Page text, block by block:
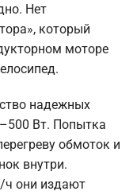
Нет
который
моторе
надежных
Вт. Попытка
обмоток и
внутри.
ч они издают